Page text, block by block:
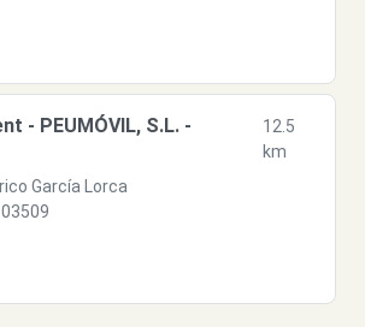
- PEUMÓVIL, S.L. -
12.5
km
García Lorca